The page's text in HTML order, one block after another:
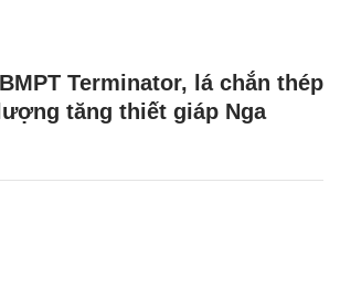
Terminator, lá chắn thép
tăng thiết giáp Nga